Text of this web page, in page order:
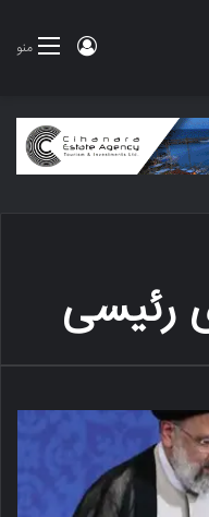
منو ورود
رئیسی